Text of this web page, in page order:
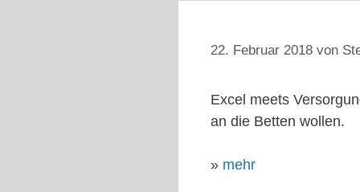
22. Februar 2018 von
Excel meets
an die Betten wollen.
» mehr